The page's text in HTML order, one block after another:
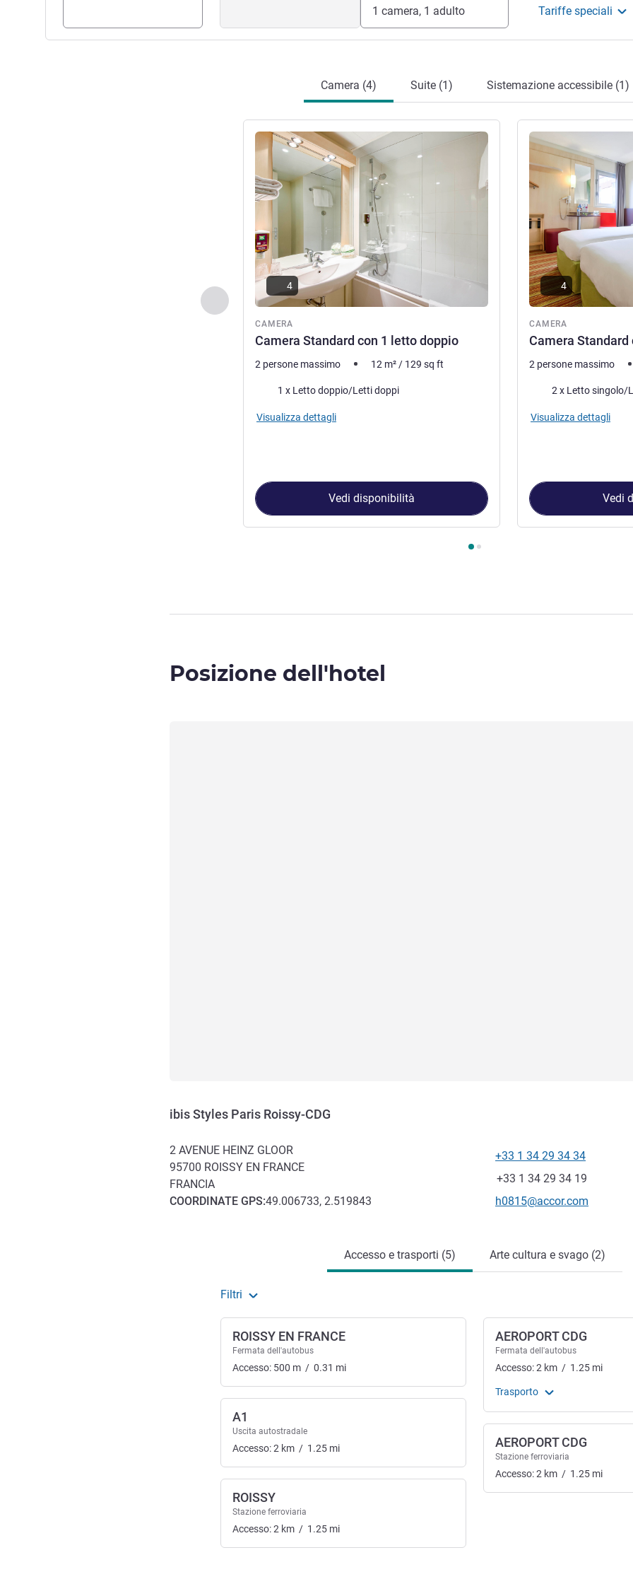
1 camera, 1 adulto Tariffe speciali
Camera (4) Suite (1) Sistemazione accessibile (1)
Precedente - Camera
CAMERA
Camera Standard con 1 letto doppio
Visualizza dettagli
4
2 persone massimo 12 m² / 129 sq ft
Biancheria da letto
1 x Letto doppio/Letti doppi
Visualizza dettagli
Vedi disponibilità
CAMERA
Camera Standard
Visualizza dettagli
4
2 persone massimo
Biancheria da letto
2 x Letto singolo/
Visualizza dettagli
Vedi
Posizione dell'hotel
ibis Styles Paris Roissy-CDG
2 AVENUE HEINZ GLOOR
95700 ROISSY EN FRANCE
FRANCIA
COORDINATE GPS:49.006733, 2.519843
Telefono
+33 1 34 29 34 34
Fax
+33 1 34 29 34 19
E-mail di contatto
h0815@accor.com
Accesso e trasporti (5) Arte cultura e svago (2)
Filtri
ROISSY EN FRANCE
Fermata dell'autobus
Accesso: 500 m / 0.31 mi
A1
Uscita autostradale
Accesso:2 km / 1.25 mi
ROISSY
Stazione ferroviaria
Accesso:2 km / 1.25 mi
AEROPORT CDG
Fermata dell'autobus
Accesso:2 km / 1.25 mi
Trasporto
AEROPORT CDG
Stazione ferroviaria
Accesso:2 km / 1.25 mi